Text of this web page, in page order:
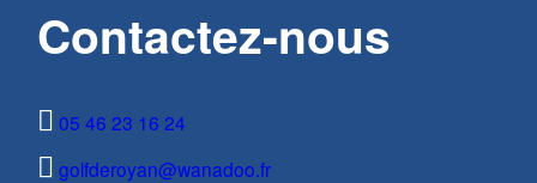
Contactez-nous
05 46 23 16 24
golfderoyan@wanadoo.fr